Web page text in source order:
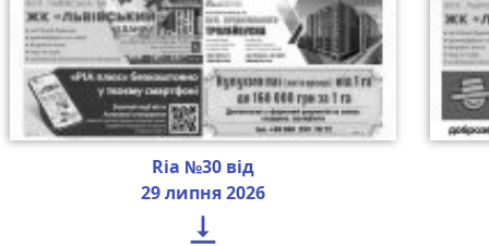
Ria №30 від
29 липня 2026
